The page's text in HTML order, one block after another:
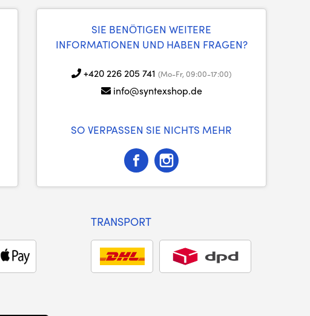
SIE BENÖTIGEN WEITERE
INFORMATIONEN UND HABEN FRAGEN?
+420 226 205 741 (Mo-Fr, 09:00-17:00)
info@syntexshop.de
SO VERPASSEN SIE NICHTS MEHR
TRANSPORT